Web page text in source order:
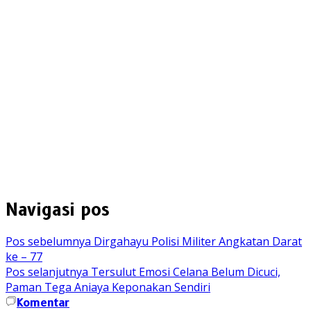
Navigasi pos
Pos sebelumnya Dirgahayu Polisi Militer Angkatan Darat
ke – 77
Pos selanjutnya Tersulut Emosi Celana Belum Dicuci,
Paman Tega Aniaya Keponakan Sendiri
Komentar